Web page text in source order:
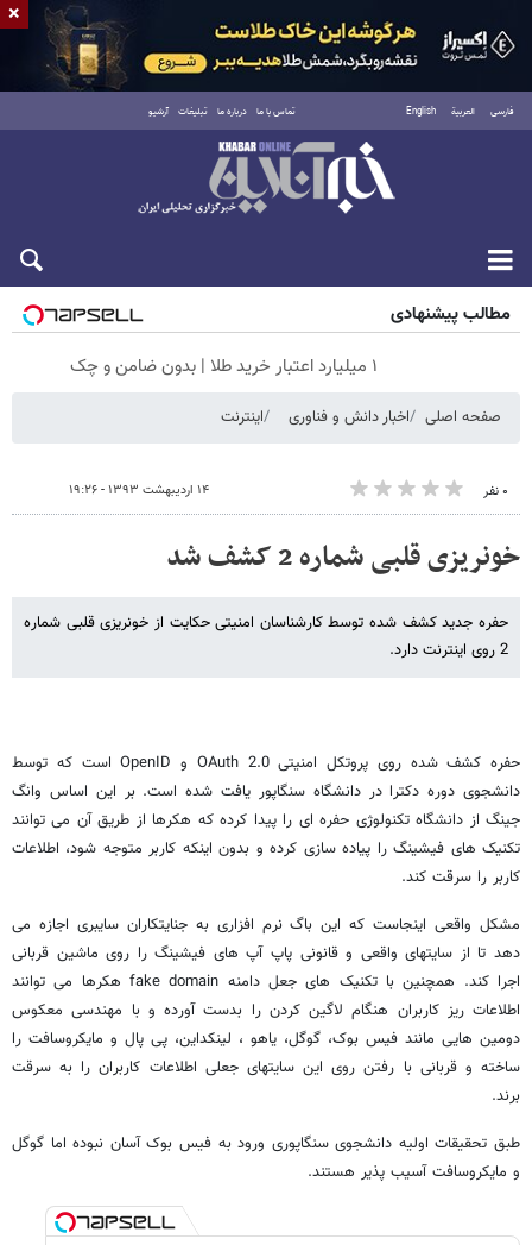
فارسی العربية English تماس با ما درباره ما تبلیغات آرشیو
شنبه ۱۷ مرداد ۱۴۰۵
مطالب پیشنهادی
۱ میلیارد اعتبار خرید طلا | بدون ضامن و چک
صفحه اصلی اخبار دانش و فناوری اینترنت
۰ نفر ۱۴ اردیبهشت ۱۳۹۳ - ۱۹:۲۶
خونریزی قلبی شماره 2 کشف شد
حفره جدید کشف شده توسط کارشناسان امنیتی حکایت از خونریزی قلبی شماره
2 روی اینترنت دارد.
حفره کشف شده روی پروتکل امنیتی OAuth 2.0 و OpenID است که توسط
دانشجوی دوره دکترا در دانشگاه سنگاپور یافت شده است. بر این اساس وانگ
جینگ از دانشگاه تکنولوژی حفره ای را پیدا کرده که هکرها از طریق آن می توانند
تکنیک های فیشینگ را پیاده سازی کرده و بدون اینکه کاربر متوجه شود، اطلاعات
کاربر را سرقت کند.
مشکل واقعی اینجاست که این باگ نرم افزاری به جنایتکاران سایبری اجازه می
دهد تا از سایتهای واقعی و قانونی پاپ آپ های فیشینگ را روی ماشین قربانی
اجرا کند. همچنین با تکنیک های جعل دامنه fake domain هکرها می توانند
اطلاعات ریز کاربران هنگام لاگین کردن را بدست آورده و با مهندسی معکوس
دومین هایی مانند فیس بوک، گوگل، یاهو ، لینکداین، پی پال و مایکروسافت را
ساخته و قربانی با رفتن روی این سایتهای جعلی اطلاعات کاربران را به سرقت
برند.
طبق تحقیقات اولیه دانشجوی سنگاپوری ورود به فیس بوک آسان نبوده اما گوگل
و مایکروسافت آسیب پذیر هستند.
×